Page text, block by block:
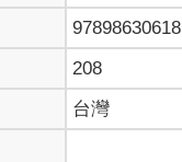
208
台灣